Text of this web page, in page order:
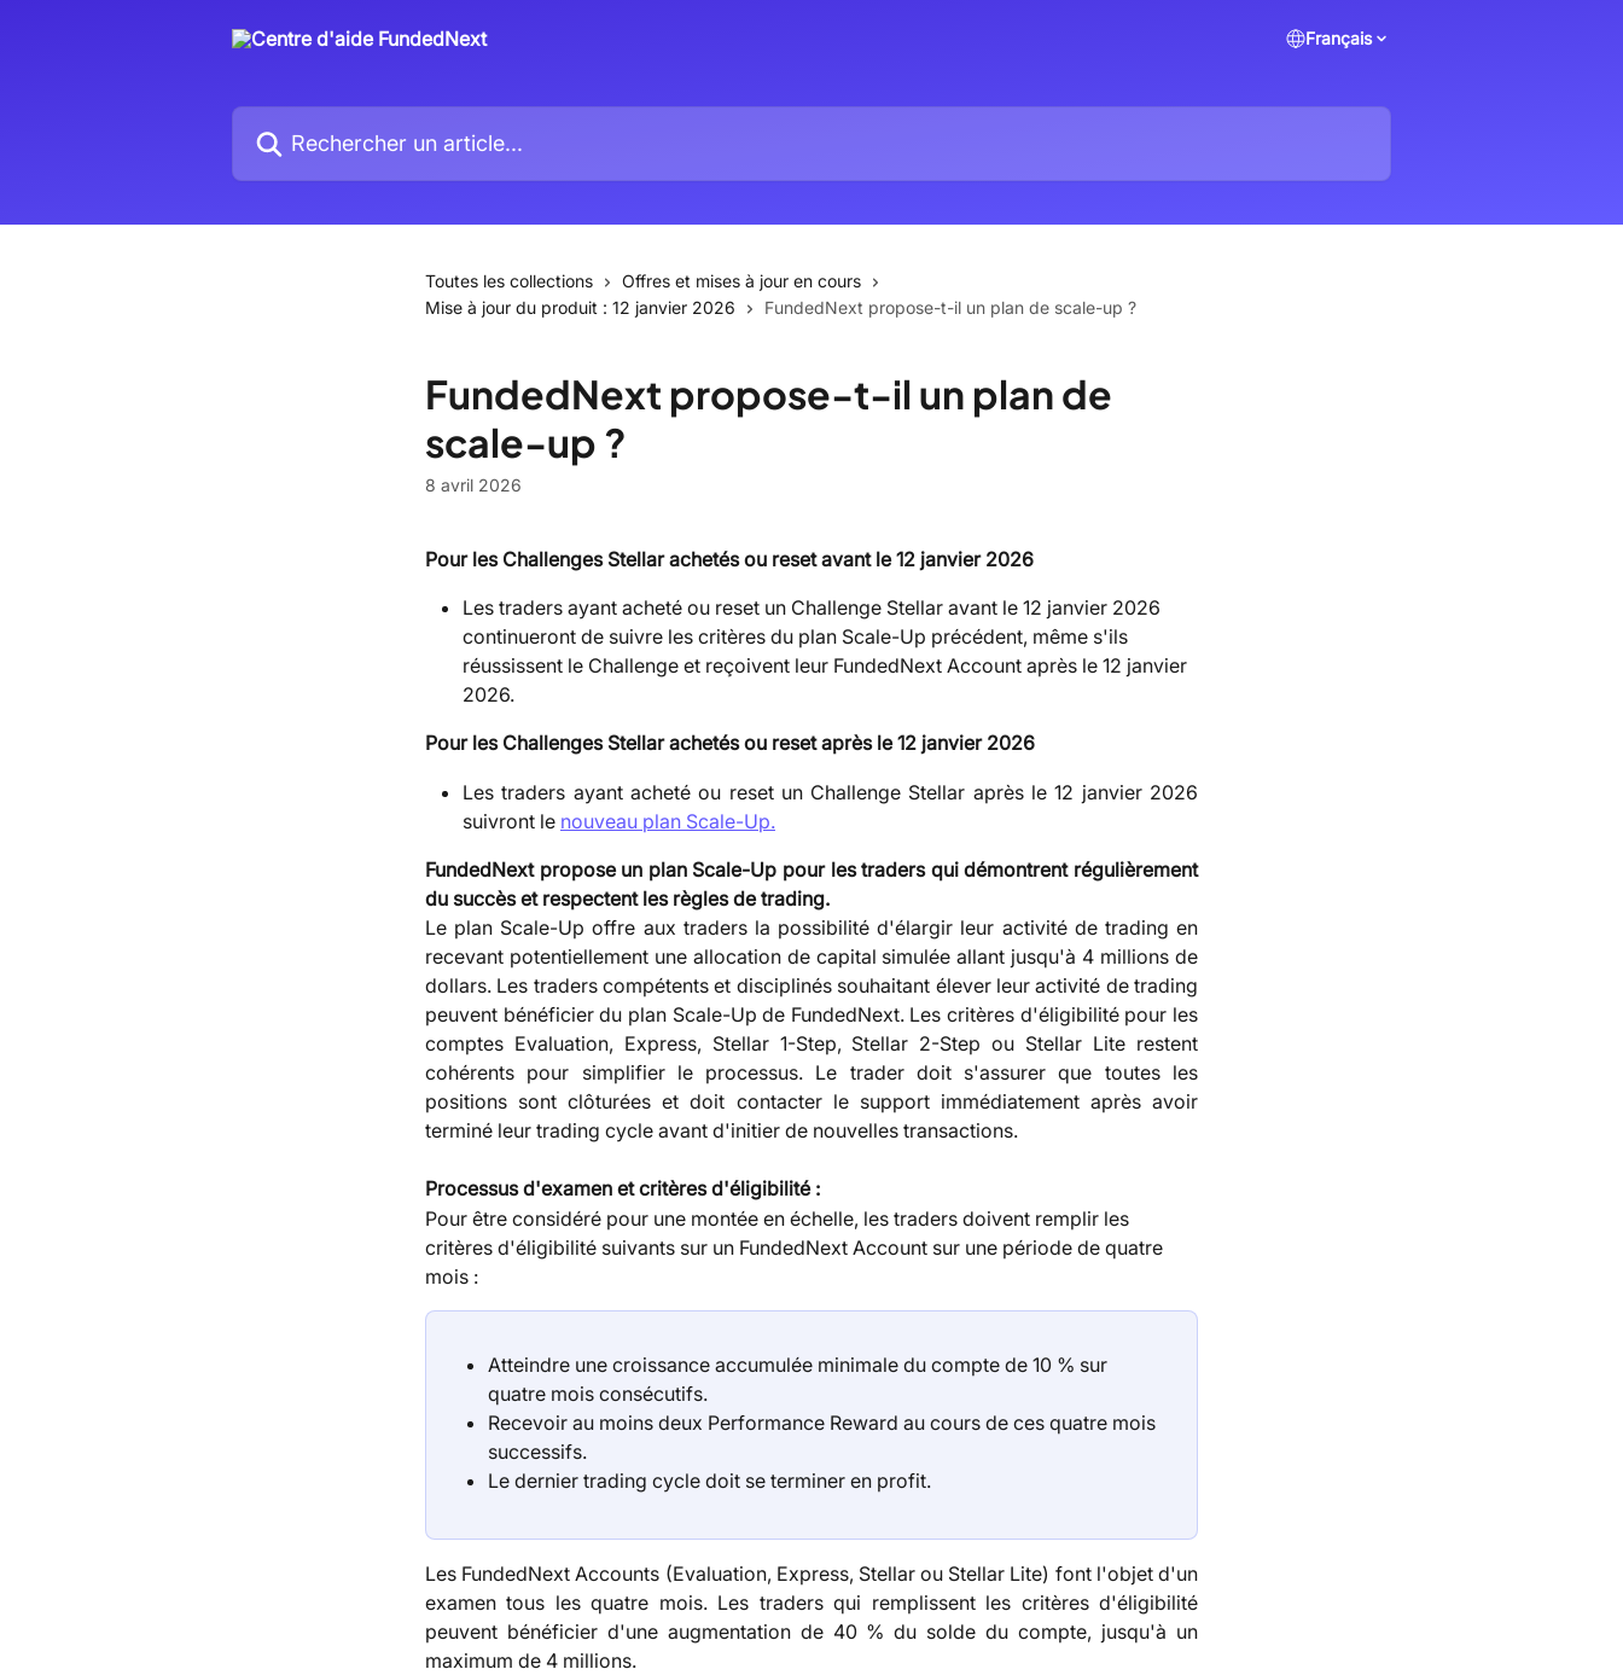
Français
Rechercher un article...
Toutes les collections
Offres et mises à jour en cours
Mise à jour du produit : 12 janvier 2026
FundedNext propose-t-il un plan de scale-up ?
FundedNext propose-t-il un plan de
scale-up ?
8 avril 2026
Pour les Challenges Stellar achetés ou reset avant le 12 janvier 2026
Les traders ayant acheté ou reset un Challenge Stellar avant le 12 janvier 2026
continueront de suivre les critères du plan Scale-Up précédent, même s'ils
réussissent le Challenge et reçoivent leur FundedNext Account après le 12 janvier
2026.
Pour les Challenges Stellar achetés ou reset après le 12 janvier 2026
Les traders ayant acheté ou reset un Challenge Stellar après le 12 janvier 2026
suivront le nouveau plan Scale-Up.
FundedNext propose un plan Scale-Up pour les traders qui démontrent régulièrement
du succès et respectent les règles de trading.
Le plan Scale-Up offre aux traders la possibilité d'élargir leur activité de trading en
recevant potentiellement une allocation de capital simulée allant jusqu'à 4 millions de
dollars. Les traders compétents et disciplinés souhaitant élever leur activité de trading
peuvent bénéficier du plan Scale-Up de FundedNext. Les critères d'éligibilité pour les
comptes Evaluation, Express, Stellar 1-Step, Stellar 2-Step ou Stellar Lite restent
cohérents pour simplifier le processus. Le trader doit s'assurer que toutes les
positions sont clôturées et doit contacter le support immédiatement après avoir
terminé leur trading cycle avant d'initier de nouvelles transactions.
Processus d'examen et critères d'éligibilité :
Pour être considéré pour une montée en échelle, les traders doivent remplir les
critères d'éligibilité suivants sur un FundedNext Account sur une période de quatre
mois :
Atteindre une croissance accumulée minimale du compte de 10 % sur
quatre mois consécutifs.
Recevoir au moins deux Performance Reward au cours de ces quatre mois
successifs.
Le dernier trading cycle doit se terminer en profit.
Les FundedNext Accounts (Evaluation, Express, Stellar ou Stellar Lite) font l'objet d'un
examen tous les quatre mois. Les traders qui remplissent les critères d'éligibilité
peuvent bénéficier d'une augmentation de 40 % du solde du compte, jusqu'à un
maximum de 4 millions.